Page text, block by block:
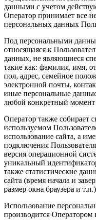
данными с учетом
Оператор принимает все
персональных данных
Под персональными
относящаяся к
данных, не являющиеся
такие как: фамилия, имя,
пол, адрес, семейное
электронной почты,
иные персональные
любой конкретный момент
Оператор также собирает
используемом
использование сайта, а
подключения
версия операционной
уникальный
также статистические
сайта (время начала и
размер окна браузера и
Использование
производится Оператором